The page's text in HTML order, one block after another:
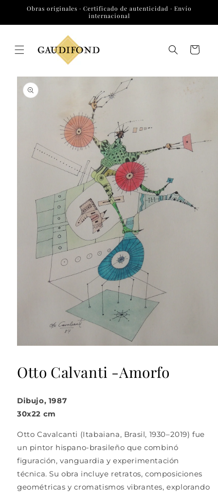
directamente
Obras originales · Certificado de autenticidad · Envío
internacional
Carrito
directamente
información
1
en
modal
Otto Calvanti -Amorfo
Dibujo, 1987
30x22 cm
Otto Cavalcanti (Itabaiana, Brasil, 1930–2019) fue
un pintor hispano-brasileño que combinó
figuración, vanguardia y experimentación
técnica. Su obra incluye retratos, composiciones
geométricas y cromatismos vibrantes, explorando